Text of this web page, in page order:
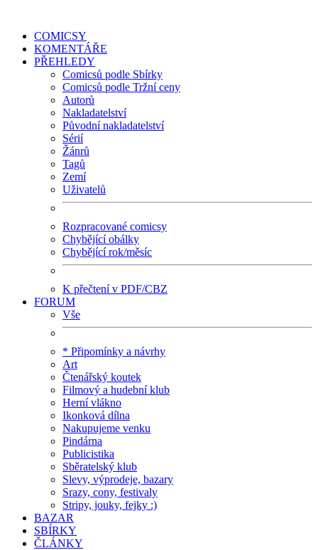
COMICSY
KOMENTÁŘE
PŘEHLEDY
Comicsů podle Sbírky
Comicsů podle Tržní ceny
Autorů
Nakladatelství
Původní nakladatelství
Sérií
Žánrů
Tagů
Zemí
Uživatelů
Rozpracované comicsy
Chybějící obálky
Chybějící rok/měsíc
K přečtení v PDF/CBZ
FORUM
Vše
* Připomínky a návrhy
Art
Čtenářský koutek
Filmový a hudební klub
Herní vlákno
Ikonková dílna
Nakupujeme venku
Pindárna
Publicistika
Sběratelský klub
Slevy, výprodeje, bazary
Srazy, cony, festivaly
Stripy, jouky, fejky :)
BAZAR
SBÍRKY
ČLÁNKY